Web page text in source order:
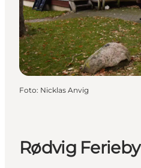
Foto: Nicklas Anvig
Rødvig Ferieby